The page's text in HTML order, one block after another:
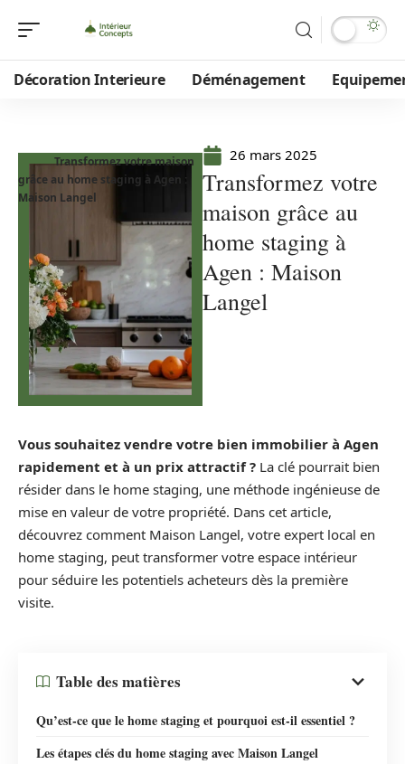
Décoration Interieure Déménagement
Transformez votre maison
grâce au home staging à Agen :
Maison Langel
26 mars 2025
Transformez votre
maison grâce au
home staging à
Agen : Maison
Langel
Vous souhaitez vendre votre bien immobilier à Agen
rapidement et à un prix attractif ? La clé pourrait bien
résider dans le home staging, une méthode ingénieuse de
mise en valeur de votre propriété. Dans cet article,
découvrez comment Maison Langel, votre expert local en
home staging, peut transformer votre espace intérieur
pour séduire les potentiels acheteurs dès la première
visite.
Table des matières
Qu’est-ce que le home staging et pourquoi est-il essentiel ?
Les étapes clés du home staging avec Maison Langel